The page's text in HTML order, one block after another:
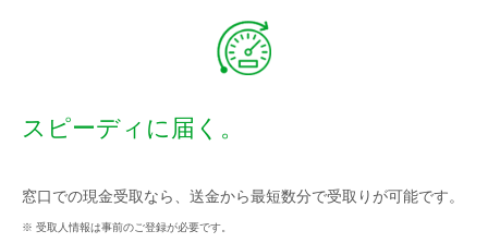
スピーディに届く。
窓口での現金受取なら、送金から最短数分で受取りが可能です。
※ 受取人情報は事前のご登録が必要です。